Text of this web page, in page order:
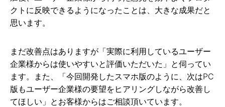
クトに反映できるようになったことは、大きな成果だと
思います。
まだ改善点はありますが「実際に利用しているユーザー
企業様からは使いやすいと評価いただいた」と伺ってい
ます。また、「今回開発したスマホ版のように、次はPC
版もユーザー企業様の要望をヒアリングしながら改善し
てほしい」とお客様からはご相談頂いています。